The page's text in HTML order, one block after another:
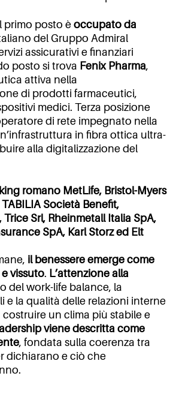
primo posto èoccupato da
del Gruppo Admiral
assicurativi e finanziari
posto si trova Fenix Pharma,
attiva nella
di prodotti farmaceutici,
medici. Terza posizione
di rete impegnato nella
in fibra ottica ultra-
alla digitalizzazione del
romano MetLife, Bristol-Myers
Società Benefit,
Trice Srl, Rheinmetall Italia SpA,
SpA, Karl Storz ed Elt
il benessere emerge come
vissuto. L’attenzione alla
del work-life balance, la
e la qualità delle relazioni interne
un clima più stabile e
viene descritta come
, fondata sulla coerenza tra
dichiarano e ciò che